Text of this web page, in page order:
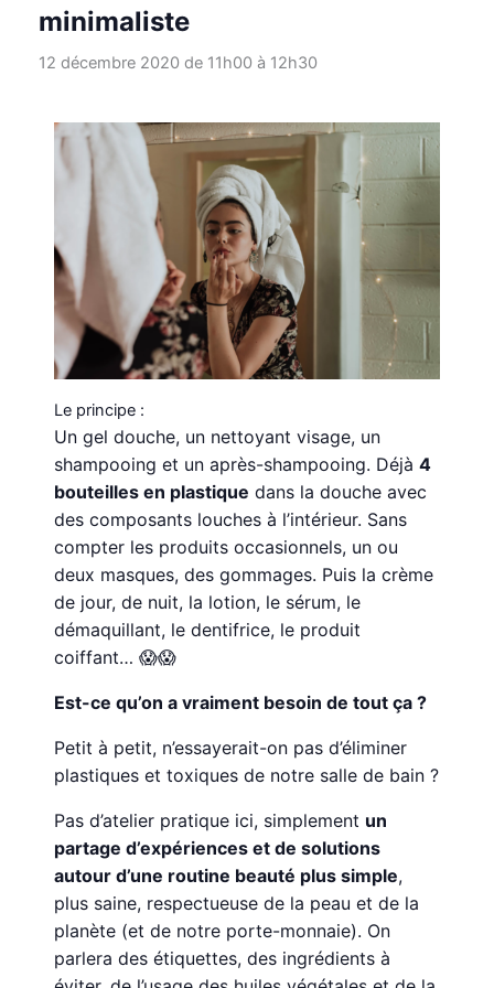
minimaliste
12 décembre 2020 de 11h00à 12h30
Le principe :
Un gel douche, un nettoyant visage, un
shampooing et un après-shampooing. Déjà4
bouteilles en plastique dans la douche avec
des composants louches à l’intérieur. Sans
compter les produits occasionnels, un ou
deux masques, des gommages. Puis la crème
de jour, de nuit, la lotion, le sérum, le
démaquillant, le dentifrice, le produit
coiffant… 😱😱
Est-ce qu’on a vraiment besoin de tout ça ?
Petit à petit, n’essayerait-on pas d’éliminer
plastiques et toxiques de notre salle de bain ?
Pas d’atelier pratique ici, simplement un
partage d’expériences et de solutions
autour d’une routine beauté plus simple,
plus saine, respectueuse de la peau et de la
planète (et de notre porte-monnaie). On
parlera des étiquettes, des ingrédients à